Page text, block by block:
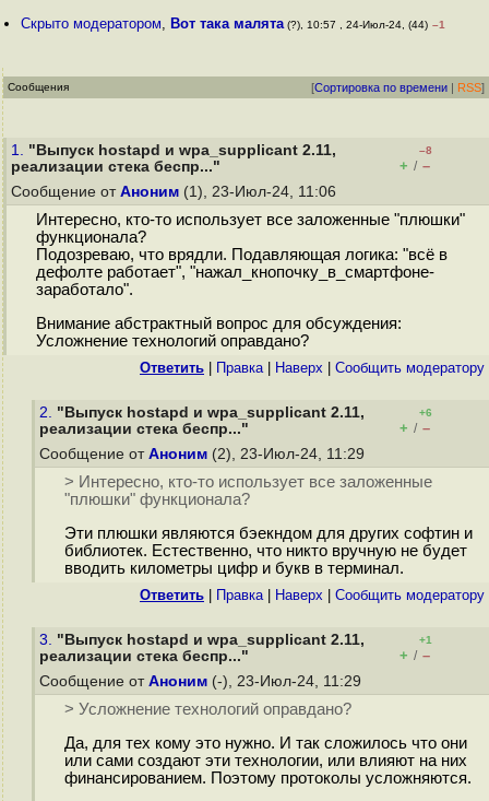
Скрыто модератором, Вот така малята (?), 10:57 , 24-Июл-24, (44) –1
Сообщения [Сортировка по времени | RSS]
1. "Выпуск hostapd и wpa_supplicant 2.11,
реализации стека беспр..."
–8
+ / –
Сообщение от Аноним (1), 23-Июл-24, 11:06
Интересно, кто-то использует все заложенные "плюшки"
функционала?
Подозреваю, что врядли. Подавляющая логика: "всё в
дефолте работает", "нажал_кнопочку_в_смартфоне-
заработало".
Внимание абстрактный вопрос для обсуждения:
Усложнение технологий оправдано?
Ответить Правка| Наверх Cообщить модератору
2. "Выпуск hostapd и wpa_supplicant 2.11,
реализации стека беспр..."
+6
+ / –
Сообщение от Аноним (2), 23-Июл-24, 11:29
> Интересно, кто-то использует все заложенные
"плюшки" функционала?
Эти плюшки являются бэекндом для других софтин и
библиотек. Естественно, что никто вручную не будет
вводить километры цифр и букв в терминал.
Ответить Правка| Наверх Cообщить модератору
3. "Выпуск hostapd и wpa_supplicant 2.11,
реализации стека беспр..."
+1
+ / –
Сообщение от Аноним (-), 23-Июл-24, 11:29
> Усложнение технологий оправдано?
Да, для тех кому это нужно. И так сложилось что они
или сами создают эти технологии, или влияют на них
финансированием. Поэтому протоколы усложняются.